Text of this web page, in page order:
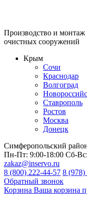
Производство и монтаж
очистных сооружений
Крым
Сочи
Краснодар
Волгоград
Ставрополь
Ростов
Москва
Донецк
Симферопольский
Пн-Пт: 9:00-18:00 Сб-Вс:
zakaz@inservo.ru
8 (800) 222-44-57 8 (978)
Обратный звонок
Корзина Ваша корзина